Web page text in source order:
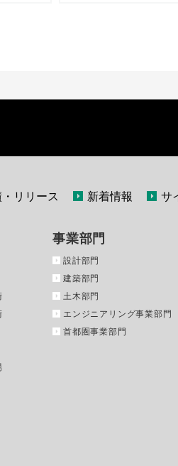
リリース 新着情報 サ
事業部門
設計部門
建築部門
土木部門
エンジニアリング事業部門
首都圏事業部門